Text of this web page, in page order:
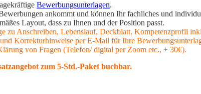
Bewerbungsunterlagen.
ankommt und können Ihr fachliches und
Layout, dass zu Ihnen und der Position passt.
zu Anschreiben, Lebenslauf, Deckblatt, Kompetenzprofil
Korrekturhinweise per E-Mail für Ihre
von Fragen (Telefon/ digital per Zoom etc., + 30€).
zum 5-Std.-Paket buchbar.